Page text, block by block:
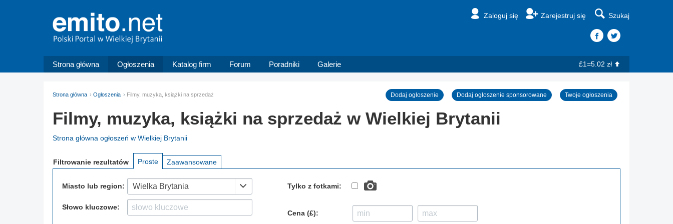
Zaloguj się Zarejestruj się Szukaj
Strona główna Ogłoszenia Katalog firm Forum Poradniki Galerie £1=5.02 zł
Strona główna Ogłoszenia Filmy, muzyka, książki na sprzedaż Dodaj ogłoszenie Dodaj ogłoszenie sponsorowane Twoje ogłoszenia
Filmy, muzyka, książki na sprzedaż w Wielkiej Brytanii
Strona główna ogłoszeń w Wielkiej Brytanii
Filtrowanie rezultatów Proste Zaawansowane
Miasto lub region: Wielka Brytania
Słowo kluczowe:
Tylko z fotkami:
Cena (£):